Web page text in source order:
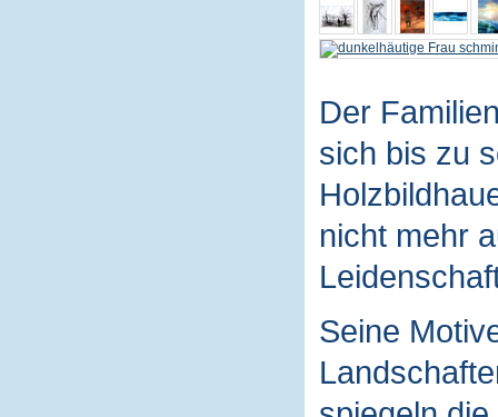
Der
sich bis zu
nicht mehr
Seine